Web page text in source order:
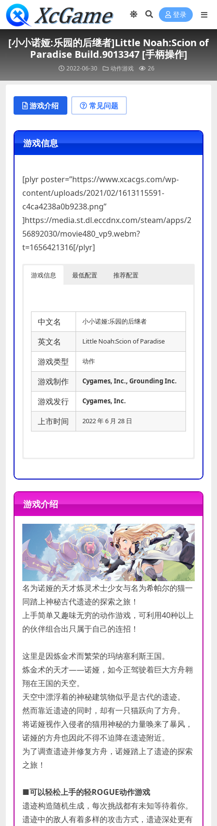
登录
[小小诺娅:乐园的后继者]Little Noah:Scion of
Paradise Build.9013347 [手柄操作]
2022-06-30 动作游戏 26
游戏介绍 常见问题
游戏信息
[plyr poster=”https://www.xcacgs.com/wp-
content/uploads/2021/02/1613115591-
c4ca4238a0b9238.png”
]https://media.st.dl.eccdnx.com/steam/apps/2
56892030/movie480_vp9.webm?
t=1656421316[/plyr]
游戏信息 最低配置 推荐配置
中文名 小小诺娅:乐园的后继者
英文名 Little Noah:Scion of Paradise
游戏类型 动作
游戏制作 Cygames, Inc., Grounding Inc.
游戏发行 Cygames, Inc.
上市时间 2022 年 6 月 28 日
配置
显卡:NVIDIA GTX 750 Ti
DirectX 版本:11
存储空间:需要 7 GB 可用空间
需要 64 位处理器和操作系统
游戏介绍
名为诺娅的天才炼灵术士少女与名为希帕尔的猫一
同踏上神秘古代遗迹的探索之旅！
上手简单又趣味无穷的动作游戏，可利用40种以上
的伙伴组合出只属于自己的连招！
这里是因炼金术而繁荣的玛纳塞利斯王国。
炼金术的天才——诺娅，如今正驾驶着巨大方舟翱
翔在王国的天空。
天空中漂浮着的神秘建筑物似乎是古代的遗迹。
然而靠近遗迹的同时，却有一只猫跃向了方舟。
将诺娅视作入侵者的猫用神秘的力量唤来了暴风，
诺娅的方舟也因此不得不迫降在遗迹附近。
为了调查遗迹并修复方舟，诺娅踏上了遗迹的探索
之旅！
■可以轻松上手的轻ROGUE动作游戏
遗迹构造随机生成，每次挑战都有未知等待着你。
遗迹中的敌人有着多样的攻击方式，遗迹深处更有